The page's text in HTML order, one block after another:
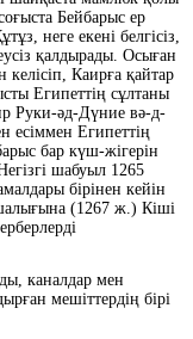
Бейбарыс ер
неге екені белгісіз,
қалдырады. Осыған
келісіп, Каирға қайтар
Египеттің сұлтаны
Руки-әд-Дүние вә-д-
есіммен Египеттің
бар күш-жігерін
шабуыл 1265
бірінен кейін
(1267 ж.) Кіші
каналдар мен
мешіттердің бірі